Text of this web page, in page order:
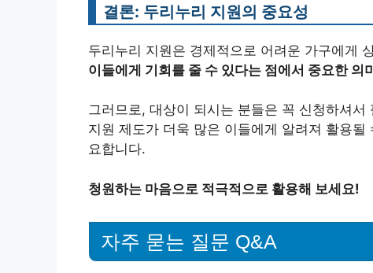
결론: 두리누리 지원의 중요성
두리누리 지원은 경제적으로 어려운 가구에게
이들에게 기회를 줄 수 있다는 점에서 중요한 의
그러므로, 대상이 되시는 분들은 꼭 신청하셔
지원 제도가 더욱 많은 이들에게 알려져 활용
요합니다.
청원하는 마음으로 적극적으로 활용해 보세요!
자주 묻는 질문 Q&A